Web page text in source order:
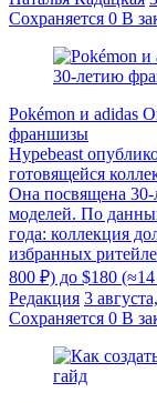
Сохраняется 0 В
Pokémon и adidas
франшизы
Hypebeast
готовящейся
Она посвящена
моделей. По
года: коллекция
избранных
800 ₽) до $180
Редакция 3
Сохраняется 0 В